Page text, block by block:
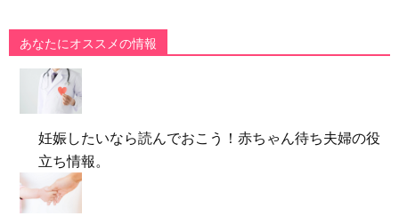
あなたにオススメの情報
妊娠したいなら読んでおこう！赤ちゃん待ち夫婦の役
立ち情報。